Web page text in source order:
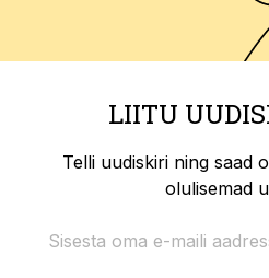
LIITU
Telli uudiskiri ning saad
olulisemad